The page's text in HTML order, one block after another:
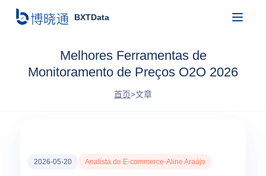
BXTData
Melhores Ferramentas de
Monitoramento de Preços O2O 2026
首页>文章
2026-05-20 Analista de E-commerce-Aline Araújo